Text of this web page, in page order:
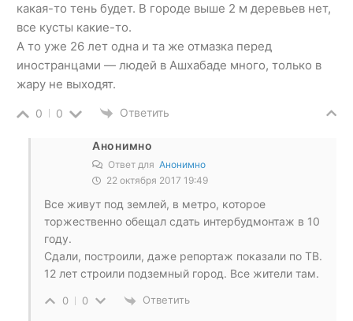
какая-то тень будет. В городе выше 2 м деревьев нет,
все кусты какие-то.
А то уже 26 лет одна и та же отмазка перед
иностранцами — людей в Ашхабаде много, только в
жару не выходят.
0 0 Ответить
Анонимно
Ответ для Анонимно
22 октября 2017 19:49
Все живут под землей, в метро, которое
торжественно обещал сдать интербудмонтаж в 10
году.
Сдали, построили, даже репортаж показали по ТВ.
12 лет строили подземный город. Все жители там.
0 0 Ответить